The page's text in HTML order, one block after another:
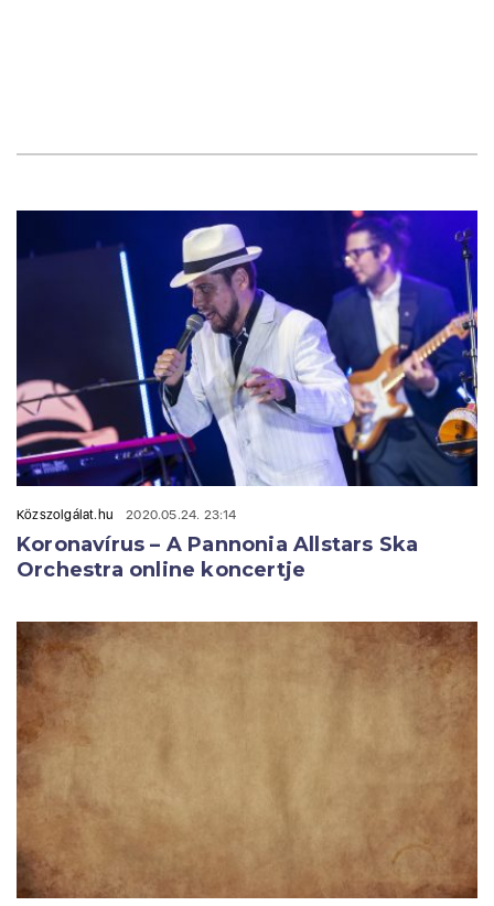
Közszolgálat.hu 2020.05.24. 23:14
Koronavírus – A Pannonia Allstars Ska
Orchestra online koncertje